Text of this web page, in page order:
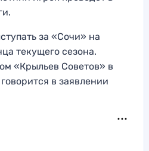
за «Сочи» на
текущего сезона.
«Крыльев Советов» в
в заявлении